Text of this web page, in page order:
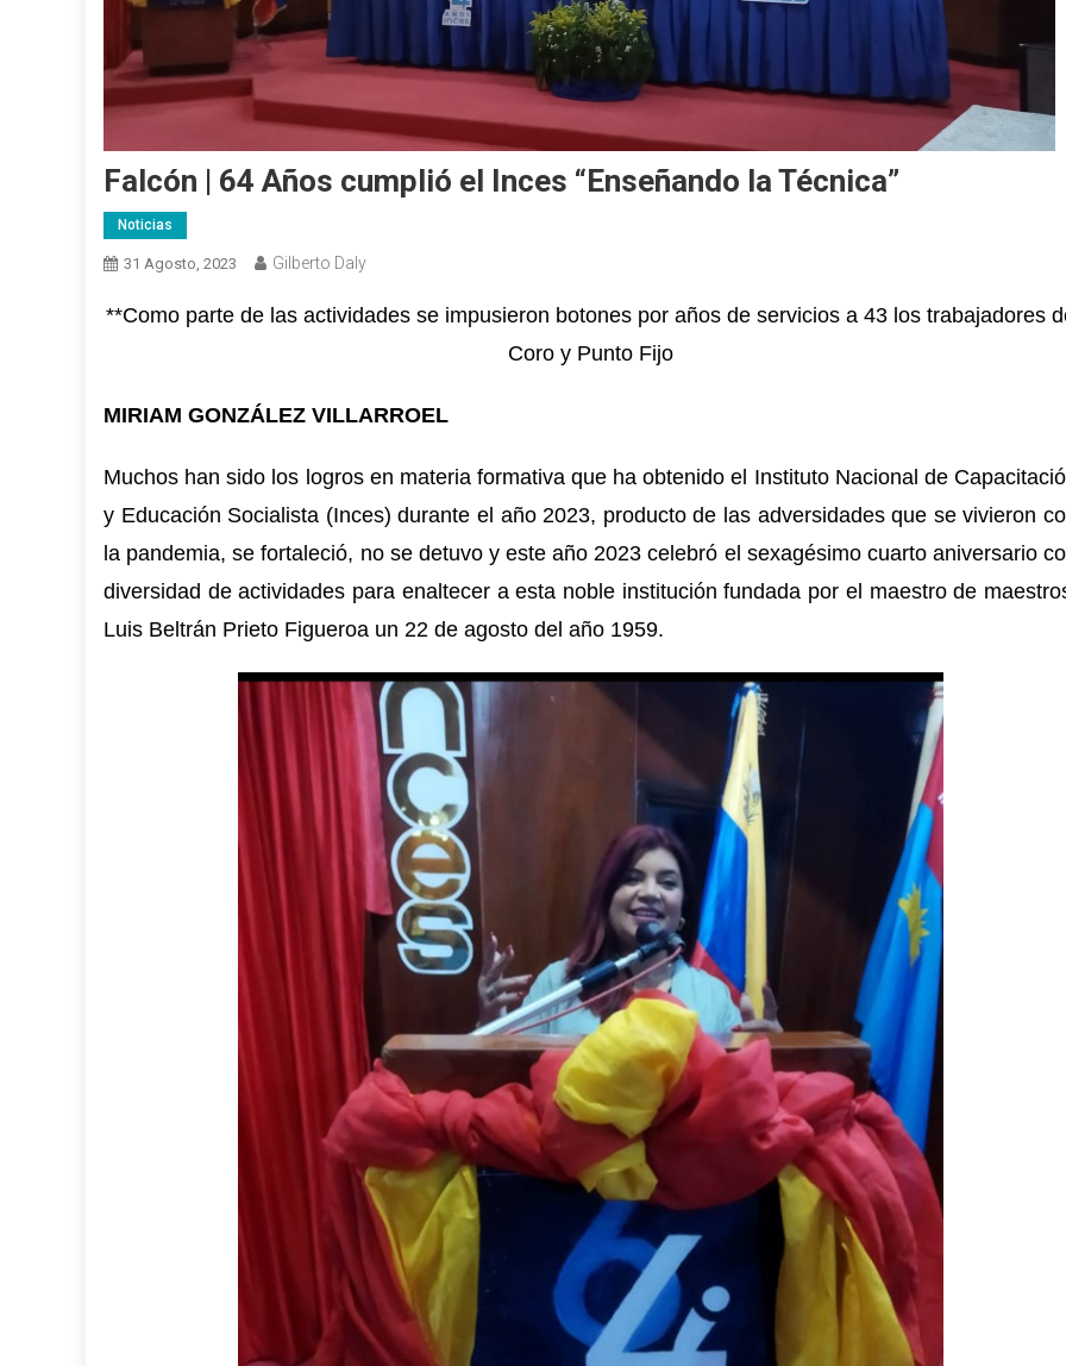
Falcón | 64 Años cumplió el Inces “Enseñando la Técnica”
Noticias
31 Agosto, 2023 Gilberto Daly
**Como parte de las actividades se impusieron botones por años de servicios a 43 los trabajadores
Coro y Punto Fijo
MIRIAM GONZÁLEZ VILLARROEL
Muchos han sido los logros en materia formativa que ha obtenido el Instituto Nacional de
y Educación Socialista (Inces) durante el año 2023, producto de las adversidades que se vivieron
la pandemia, se fortaleció, no se detuvo y este año 2023 celebró el sexagésimo cuarto aniversario
diversidad de actividades para enaltecer a esta noble institución fundada por el maestro de
Luis Beltrán Prieto Figueroa un 22 de agosto del año 1959.